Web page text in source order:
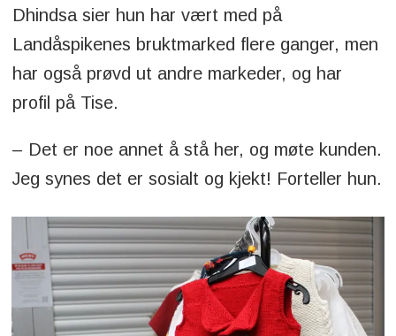
Dhindsa sier hun har vært med på
Landåspikenes bruktmarked flere ganger, men
har også prøvd ut andre markeder, og har
profil på Tise.
– Det er noe annet å stå her, og møte kunden.
Jeg synes det er sosialt og kjekt! Forteller hun.